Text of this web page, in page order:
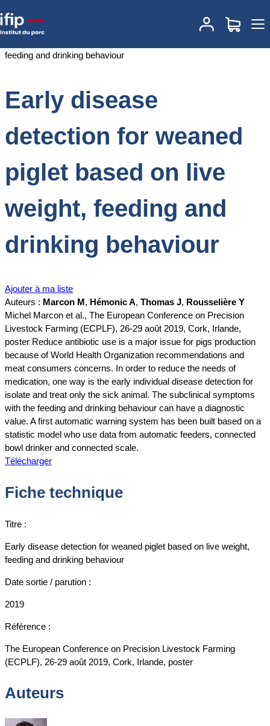
Accueil
Early disease detection for weaned piglet
based on live weight, feeding and drinking behaviour
Early disease
detection for weaned
piglet based on live
weight, feeding and
drinking behaviour
Ajouter à ma liste
Auteurs : Marcon M, Hémonic A, Thomas J, Rousselière Y
Michel Marcon et al., The European Conference on Precision
Livestock Farming (ECPLF), 26-29 août 2019, Cork, Irlande,
poster Reduce antibiotic use is a major issue for pigs production
because of World Health Organization recommendations and
meat consumers concerns. In order to reduce the needs of
medication, one way is the early individual disease detection for
isolate and treat only the sick animal. The subclinical symptoms
with the feeding and drinking behaviour can have a diagnostic
value. A first automatic warning system has been built based on a
statistic model who use data from automatic feeders, connected
bowl drinker and connected scale.
Télécharger
Fiche technique
Titre :
Early disease detection for weaned piglet based on live weight,
feeding and drinking behaviour
Date sortie / parution :
2019
Référence :
The European Conference on Precision Livestock Farming
(ECPLF), 26-29 août 2019, Cork, Irlande, poster
Auteurs